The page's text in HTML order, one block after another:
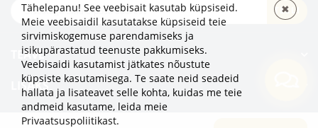
TELLI
TEAVE
LISAKS
KATEGOORIAD
Tähelepanu! See veebisait kasutab küpsiseid.
Meie veebisaidil kasutatakse küpsiseid teie
sirvimiskogemuse parendamiseks ja
isikupärastatud teenuste pakkumiseks.
Veebisaidi kasutamist jätkates nõustute
küpsiste kasutamisega. Te saate neid seadeid
hallata ja lisateavet selle kohta, kuidas me teie
andmeid kasutame, leida meie
Privaatsuspoliitikast.
✖